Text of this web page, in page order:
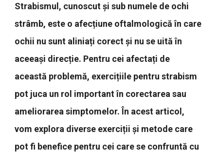
Strabismul, cunoscut și sub numele de ochi
strâmb, este o afecțiune oftalmologică în care
ochii nu sunt aliniați corect și nu se uită în
aceeași direcție. Pentru cei afectați de
această problemă, exercițiile pentru strabism
pot juca un rol important în corectarea sau
ameliorarea simptomelor. În acest articol,
vom explora diverse exerciții și metode care
pot fi benefice pentru cei care se confruntă cu